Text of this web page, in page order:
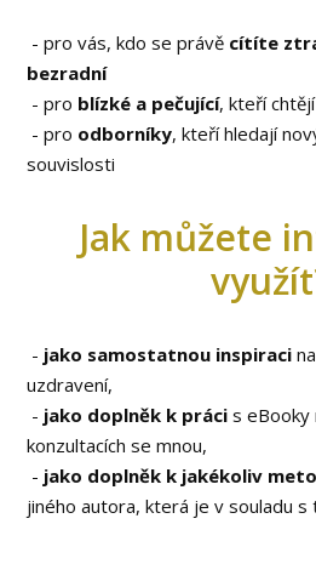
- pro vás, kdo se právě cítíte
bezradní
- pro blízké a pečující, kteří
- pro odborníky, kteří hledají
souvislosti
Jak můžete
- jako samostatnou inspiraci
uzdravení,
- jako doplněk k práci s eBooky
konzultacích se mnou,
- jako doplněk k jakékoliv
jiného autora, která je v souladu s